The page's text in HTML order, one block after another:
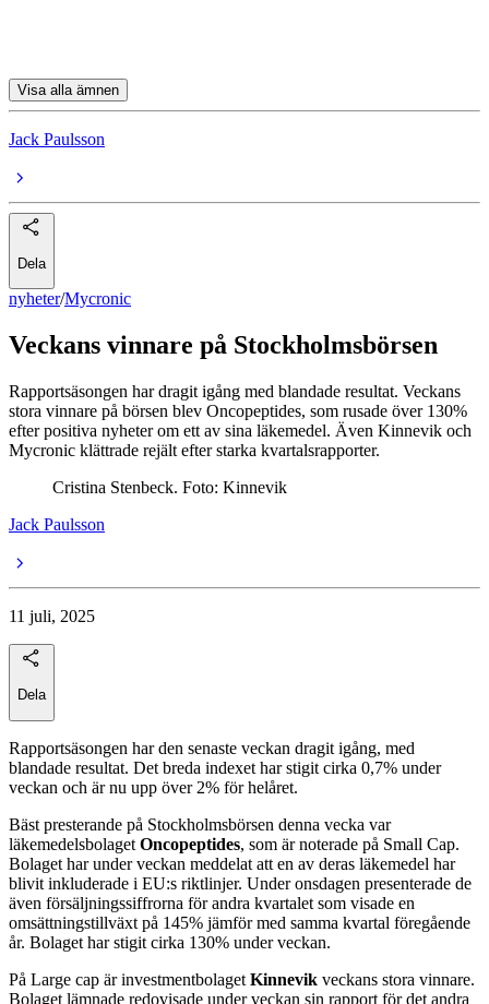
Visa alla ämnen
Jack Paulsson
Dela
nyheter/Mycronic
Veckans vinnare på Stockholmsbörsen
Rapportsäsongen har dragit igång med blandade resultat. Veckans
stora vinnare på börsen blev Oncopeptides, som rusade över 130%
efter positiva nyheter om ett av sina läkemedel. Även Kinnevik och
Mycronic klättrade rejält efter starka kvartalsrapporter.
Cristina Stenbeck. Foto: Kinnevik
Jack Paulsson
11 juli, 2025
Dela
Rapportsäsongen har den senaste veckan dragit igång, med
blandade resultat. Det breda indexet har stigit cirka 0,7% under
veckan och är nu upp över 2% för helåret.
Bäst presterande på Stockholmsbörsen denna vecka var
läkemedelsbolaget Oncopeptides, som är noterade på Small Cap.
Bolaget har under veckan meddelat att en av deras läkemedel har
blivit inkluderade i EU:s riktlinjer. Under onsdagen presenterade de
även försäljningssiffrorna för andra kvartalet som visade en
omsättningstillväxt på 145% jämför med samma kvartal föregående
år. Bolaget har stigit cirka 130% under veckan.
På Large cap är investmentbolaget Kinnevik veckans stora vinnare.
Bolaget lämnade redovisade under veckan sin rapport för det andra